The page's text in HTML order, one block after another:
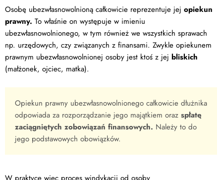
Osobę ubezwłasnowolnioną całkowicie reprezentuje jej opiekun
prawny. To właśnie on występuje w imieniu
ubezwłasnowolnionego, w tym również we wszystkich sprawach
np. urzędowych, czy związanych z finansami. Zwykle opiekunem
prawnym ubezwłasnowolnionej osoby jest ktoś z jej bliskich
(małżonek, ojciec, matka).
Opiekun prawny ubezwłasnowolnionego całkowicie dłużnika
odpowiada za rozporządzanie jego majątkiem oraz spłatę
zaciągniętych zobowiązań finansowych. Należy to do
jego podstawowych obowiązków.